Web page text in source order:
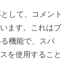
して、コメント
ます。これはブ
機能で、スパ
を使用すること